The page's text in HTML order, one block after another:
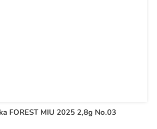
FOREST MIU 2025 2,8g No.03